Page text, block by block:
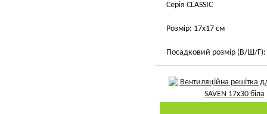
Серія CLASSIC
Розмір: 17х17 см
Посадковий розмір (В/Ш/Г):